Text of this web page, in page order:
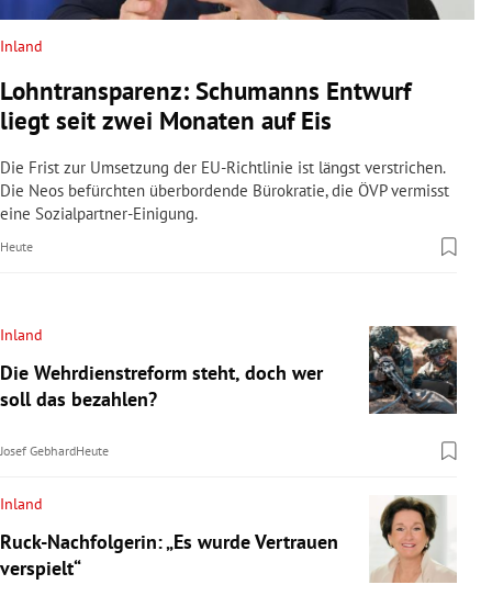
Inland
Lohntransparenz: Schumanns Entwurf
liegt seit zwei Monaten auf Eis
Die Frist zur Umsetzung der EU-Richtlinie ist längst verstrichen.
Die Neos befürchten überbordende Bürokratie, die ÖVP vermisst
eine Sozialpartner-Einigung.
Heute
Inland
Die Wehrdienstreform steht, doch wer
soll das bezahlen?
Josef GebhardHeute
Inland
Ruck-Nachfolgerin: „Es wurde Vertrauen
verspielt“